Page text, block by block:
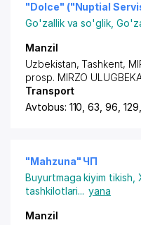
"Dolce" ("Nuptial
Go'zallik va so'glik
Manzil
Uzbekistan,Tashkent,
prosp. MIRZO
Transport
Avtobus: 110, 63, 96, 129,
"Mahzuna" ЧП
Buyurtmaga kiyim tikish
tashkilotlari... yana
Manzil